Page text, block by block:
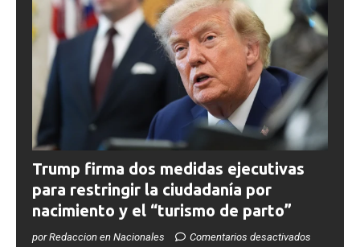
Trump firma dos medidas ejecutivas
para restringir la ciudadanía por
nacimiento y el “turismo de parto”